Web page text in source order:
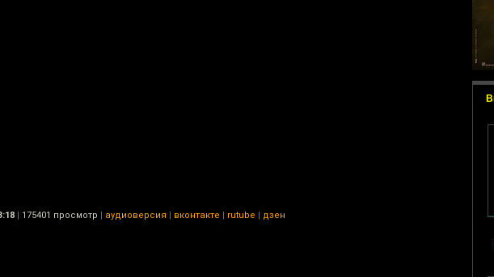
| 175401 просмотр | аудиоверсия | вконтакте | rutube | дзен